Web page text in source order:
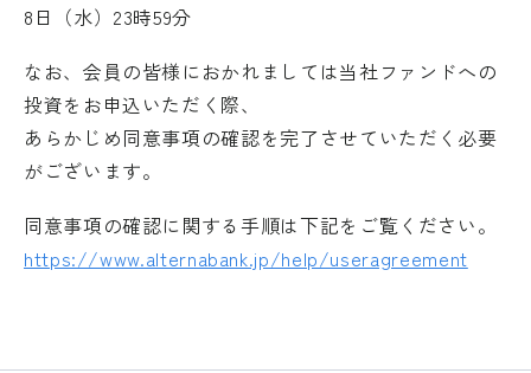
8日（水）23時59分
なお、会員の皆様におかれましては当社ファンドへの
投資をお申込いただく際、
あらかじめ同意事項の確認を完了させていただく必要
がございます。
同意事項の確認に関する手順は下記をご覧ください。
https://www.alternabank.jp/help/useragreement